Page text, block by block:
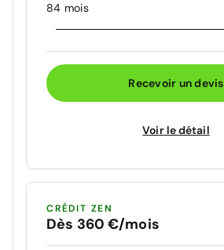
84 mois
Recevoir un devis
Voir le détail
CRÉDIT ZEN
Dès 360 €/mois